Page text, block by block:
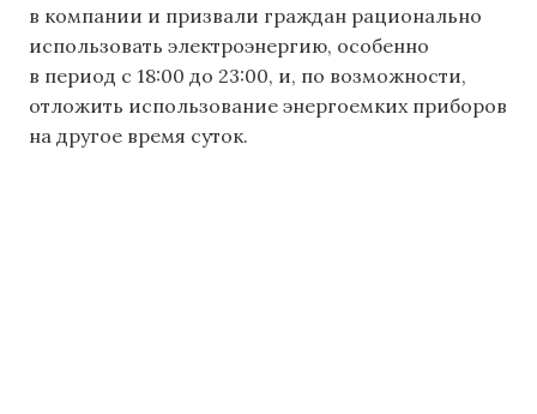
в компании и призвали граждан рационально
использовать электроэнергию, особенно
в период с 18:00 до 23:00, и, по возможности,
отложить использование энергоемких приборов
на другое время суток.